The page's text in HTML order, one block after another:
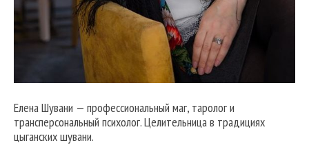
Елена Шувани — профессиональный маг, таролог и
трансперсональный психолог. Целительница в традициях
цыганских шувани.